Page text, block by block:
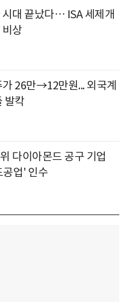
시대 끝났다… ISA 세제개
상
26만→12만원... 외국계
발칵
다이아몬드 공구 기업
업' 인수